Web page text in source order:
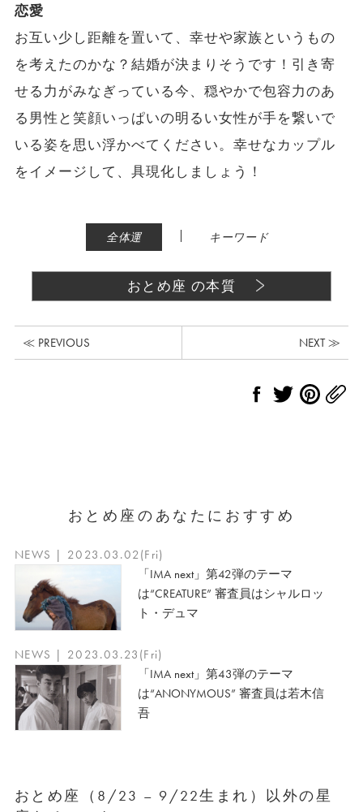
恋愛
お互い少し距離を置いて、幸せや家族というもの
を考えたのかな？結婚が決まりそうです！引き寄
せる力がみなぎっている今、穏やかで包容力のあ
る男性と笑顔いっぱいの明るい女性が手を繋いで
いる姿を思い浮かべてください。幸せなカップル
をイメージして、具現化しましょう！
全体運 | キーワード
おとめ座 の本質
≪ PREVIOUS NEXT ≫
おとめ座のあなたにおすすめ
NEWS | 2023.03.02(Fri)
「IMA next」第42弾のテーマ
は“CREATURE” 審査員はシャルロッ
ト・デュマ
NEWS | 2023.03.23(Fri)
「IMA next」第43弾のテーマ
は“ANONYMOUS” 審査員は若木信
吾
おとめ座（8/23 – 9/22生まれ）以外の星